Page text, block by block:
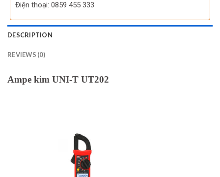
Điện thoại: 0859 455 333
DESCRIPTION
REVIEWS (0)
Ampe kìm UNI-T UT202